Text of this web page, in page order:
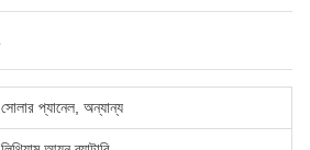
সোলার প্যানেল, অন্যান্য